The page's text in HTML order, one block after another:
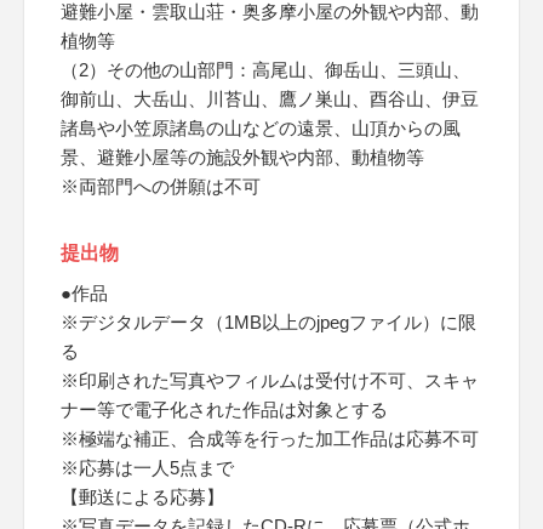
避難小屋・雲取山荘・奥多摩小屋の外観や内部、動
植物等
（2）その他の山部門：高尾山、御岳山、三頭山、
御前山、大岳山、川苔山、鷹ノ巣山、酉谷山、伊豆
諸島や小笠原諸島の山などの遠景、山頂からの風
景、避難小屋等の施設外観や内部、動植物等
※両部門への併願は不可
提出物
●作品
※デジタルデータ（1MB以上のjpegファイル）に限
る
※印刷された写真やフィルムは受付け不可、スキャ
ナー等で電子化された作品は対象とする
※極端な補正、合成等を行った加工作品は応募不可
※応募は一人5点まで
【郵送による応募】